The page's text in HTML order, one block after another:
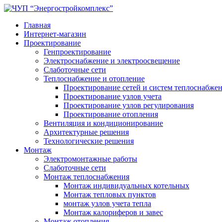
Главная
Интернет-магазин
Проектирование
Генпроектирование
Электроснабжение и электроосвещение
Слаботочные сети
Теплоснабжение и отопление
Проектирование сетей и систем
Проектирование узлов учета
Проектирование узлов регулирования
Проектирование отопления
Вентиляция и кондиционирование
Архитектурные решения
Технологические решения
Монтаж
Электромонтажные работы
Слаботочные сети
Монтаж теплоснабжения
Монтаж индивидуальных котельных
Монтаж тепловых пунктов
монтаж узлов учета тепла
Монтаж калориферов и завес